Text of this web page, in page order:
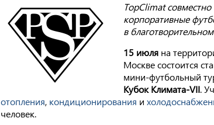
TopClimat
корпоративные
в
15 июля на
Москве состоится
мини-футбольный
Кубок Климата-VII.
отопления, кондиционирования и
человек.